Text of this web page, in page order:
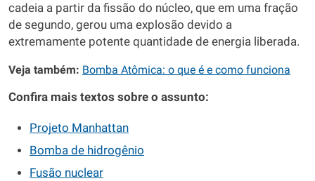
cadeia a partir da fissão do núcleo, que em uma fração
de segundo, gerou uma explosão devido a
extremamente potente quantidade de energia liberada.
Veja também: Bomba Atômica: o que é e como funciona
Confira mais textos sobre o assunto:
Projeto Manhattan
Bomba de hidrogênio
Fusão nuclear